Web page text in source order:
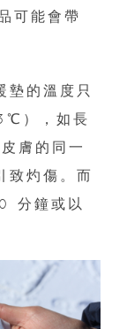
可能會帶
墊的溫度只
），如長
膚的同一
致灼傷。而
分鐘或以